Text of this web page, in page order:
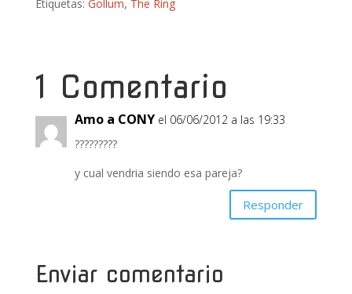
e
o
k
itt er
p r
Etiquetas: Gollum, The Ring
1 Comentario
Amo a CONY el 06/06/2012 a las 19:33
?????????
y cual vendria siendo esa pareja?
Responder
Enviar comentario